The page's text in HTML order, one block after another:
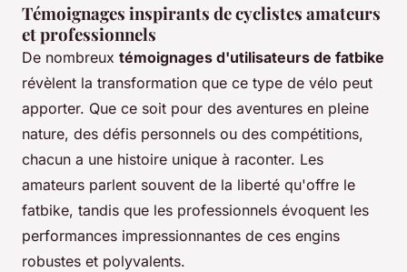
Témoignages inspirants de cyclistes amateurs
et professionnels
De nombreux témoignages d'utilisateurs de fatbike
révèlent la transformation que ce type de vélo peut
apporter. Que ce soit pour des aventures en pleine
nature, des défis personnels ou des compétitions,
chacun a une histoire unique à raconter. Les
amateurs parlent souvent de la liberté qu'offre le
fatbike, tandis que les professionnels évoquent les
performances impressionnantes de ces engins
robustes et polyvalents.